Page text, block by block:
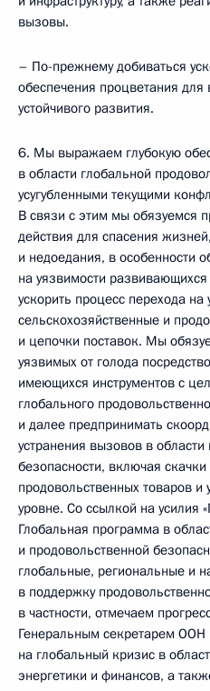
вызовы.
– По-прежнему добиваться
обеспечения процветания для
устойчивого развития.
6. Мы выражаем глубокую
в области глобальной
усугубленными текущими
В связи с этим мы обязуемся
действия для спасения
и недоедания, в особенности
на уязвимости
ускорить процесс перехода
сельскохозяйственные и
и цепочки поставок. Мы
уязвимых от голода
имеющихся инструментов с
глобального
и далее предпринимать
устранения вызовов в
безопасности, включая
продовольственных товаров
уровне. Со ссылкой на усилия
Глобальная программа в
и продовольственной
глобальные, региональные и
в поддержку
в частности, отмечаем
Генеральным секретарем ООН
на глобальный кризис в
энергетики и финансов, а